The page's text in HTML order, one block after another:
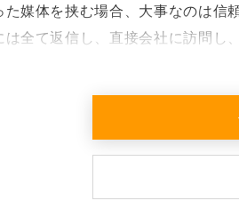
た媒体を挟む場合、大事なのは信
は全て返信し、直接会社に訪問し